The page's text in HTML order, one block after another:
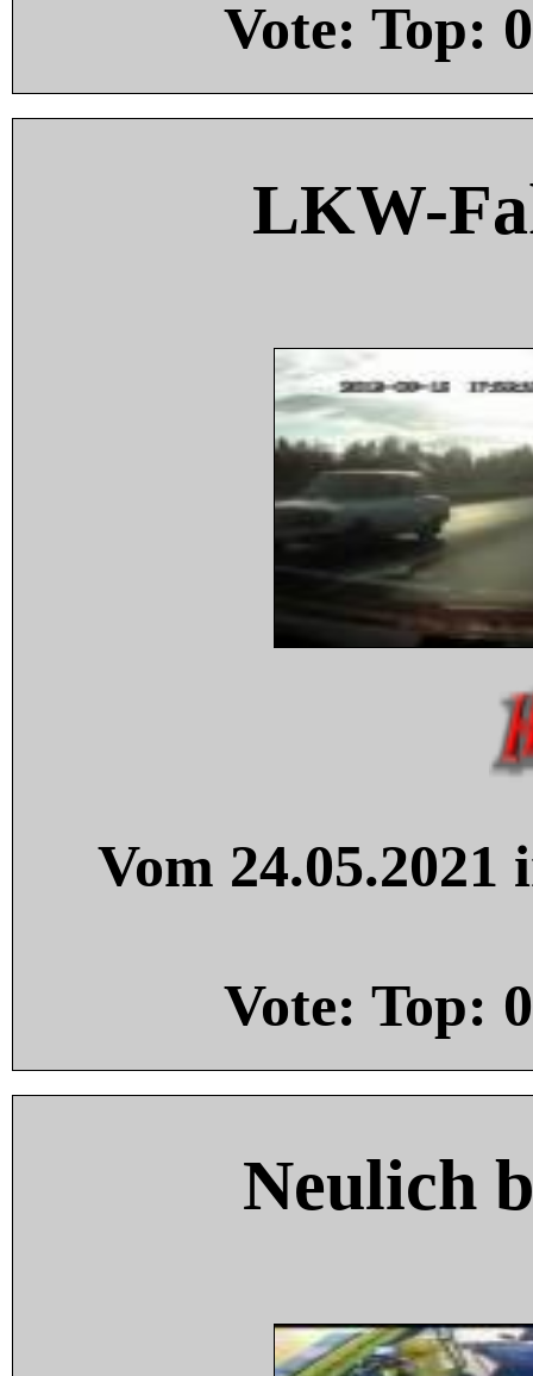
Vote: Top: 0
LKW-
Vom
Vote: Top: 0
Neulich